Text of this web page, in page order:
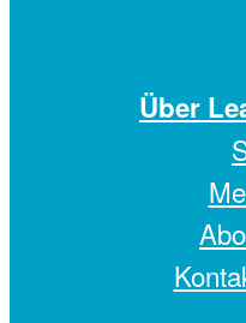
Über